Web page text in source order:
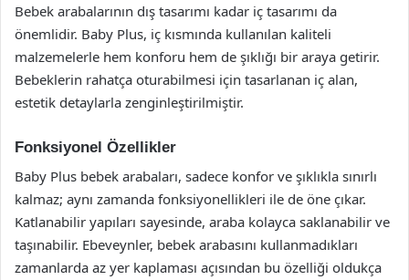
Bebek arabalarının dış tasarımı kadar iç tasarımı da
önemlidir. Baby Plus, iç kısmında kullanılan kaliteli
malzemelerle hem konforu hem de şıklığı bir araya getirir.
Bebeklerin rahatça oturabilmesi için tasarlanan iç alan,
estetik detaylarla zenginleştirilmiştir.
Fonksiyonel Özellikler
Baby Plus bebek arabaları, sadece konfor ve şıklıkla sınırlı
kalmaz; aynı zamanda fonksiyonellikleri ile de öne çıkar.
Katlanabilir yapıları sayesinde, araba kolayca saklanabilir ve
taşınabilir. Ebeveynler, bebek arabasını kullanmadıkları
zamanlarda az yer kaplaması açısından bu özelliği oldukça